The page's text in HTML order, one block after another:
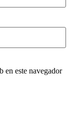
en este navegador